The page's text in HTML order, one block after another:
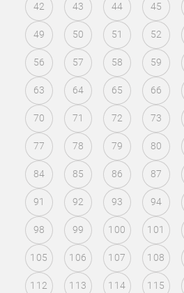
42 43 44 45
49 50 51 52
56 57 58 59
63 64 65 66
70 71 72 73
77 78 79 80
84 85 86 87
91 92 93 94
98 99 100 101
105 106 107 108
112 113 114 115